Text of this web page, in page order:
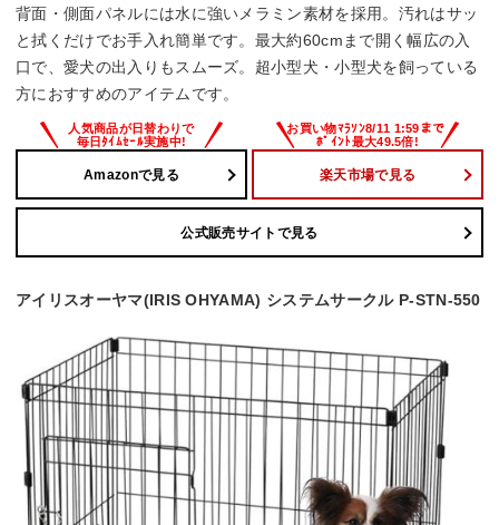
背面・側面パネルには水に強いメラミン素材を採用。汚れはサッ
と拭くだけでお手入れ簡単です。最大約60cmまで開く幅広の入
口で、愛犬の出入りもスムーズ。超小型犬・小型犬を飼っている
方におすすめのアイテムです。
Amazonで見る 楽天市場で見る
公式販売サイトで見る
アイリスオーヤマ(IRIS OHYAMA) システムサークル P-STN-550